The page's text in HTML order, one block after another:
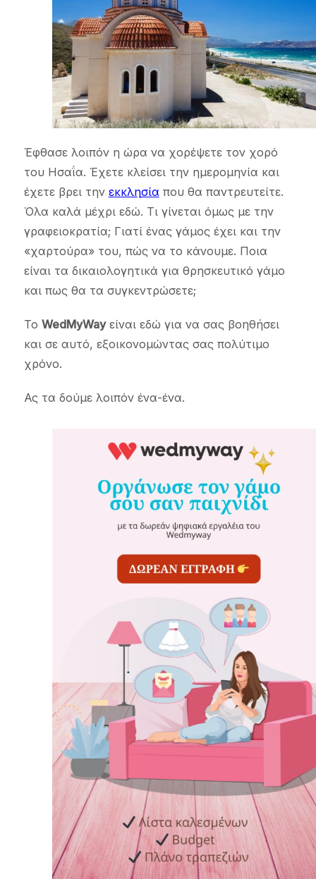
Έφθασε λοιπόν η ώρα να χορέψετε τον χορό
του Ησαΐα. Έχετε κλείσει την ημερομηνία και
έχετε βρει την εκκλησία που θα παντρευτείτε.
Όλα καλά μέχρι εδώ. Τι γίνεται όμως με την
γραφειοκρατία; Γιατί ένας γάμος έχει και την
«χαρτούρα» του, πώς να το κάνουμε. Ποια
είναι τα δικαιολογητικά για θρησκευτικό γάμο
και πως θα τα συγκεντρώσετε;
Το WedMyWayείναι εδώ για να σας βοηθήσει
και σε αυτό, εξοικονομώντας σας πολύτιμο
χρόνο.
Ας τα δούμε λοιπόν ένα-ένα.